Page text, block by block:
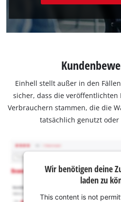
Einhell stellt außer in den
sicher, dass die veröffentlichten
Verbrauchern stammen, die die
tatsächlich genutzt
Wir benötigen deine
laden zu
This content is not